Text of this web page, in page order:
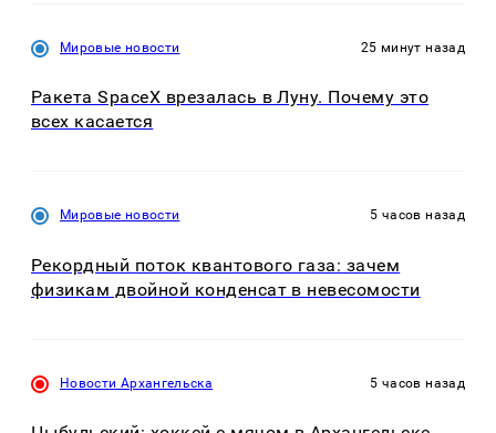
Мировые новости 25 минут назад
Ракета SpaceX врезалась в Луну. Почему это
всех касается
Мировые новости 5 часов назад
Рекордный поток квантового газа: зачем
физикам двойной конденсат в невесомости
Новости Архангельска 5 часов назад